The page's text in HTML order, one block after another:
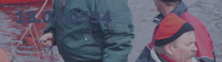
18.04.0534
30/12/2012